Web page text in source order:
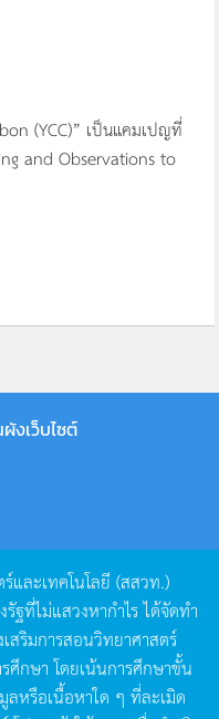
(YCC)” เป็นแคมเปญที่
and Observations to
งเว็บไซต์
และเทคโนโลยี (สสวท.)
ฐที่ไม่แสวงหากำไรได้จัดทำ
เสริมการสอนวิทยาศาสตร์
ศึกษา โดยเน้นการศึกษาขั้น
หรือเนื้อหาใด ๆ ที่ละเมิด